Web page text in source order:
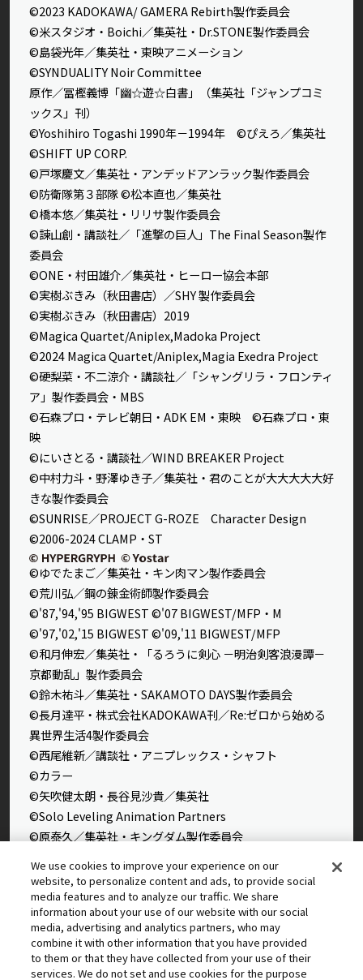
©2023 KADOKAWA/ GAMERA Rebirth製作委員会
©米スタジオ・Boichi／集英社・Dr.STONE製作委員会
©島袋光年／集英社・東映アニメーション
©SYNDUALITY Noir Committee
原作／冨樫義博「幽☆遊☆白書」（集英社「ジャンプコミ
ックス」刊）
©Yoshihiro Togashi 1990年－1994年 ©ぴえろ／集英社
©SHIFT UP CORP.
©戸塚慶文／集英社・アンデッドアンラック製作委員会
©防衛隊第３部隊 ©松本直也／集英社
©橋本悠／集英社・リリサ製作委員会
©諫山創・講談社／「進撃の巨人」The Final Season製作
委員会
©ONE・村田雄介／集英社・ヒーロー協会本部
©実樹ぶきみ（秋田書店）／SHY 製作委員会
©実樹ぶきみ（秋田書店）2019
©Magica Quartet/Aniplex,Madoka Project
©2024 Magica Quartet/Aniplex,Magia Exedra Project
©硬梨菜・不二涼介・講談社／「シャングリラ・フロンティ
ア」製作委員会・MBS
©石森プロ・テレビ朝日・ADK EM・東映 ©石森プロ・東
映
©にいさとる・講談社／WIND BREAKER Project
©中村力斗・野澤ゆき子／集英社・君のことが大大大大大好
きな製作委員会
©SUNRISE／PROJECT G-ROZE Character Design
©2006-2024 CLAMP・ST
©ゆでたまご／集英社・キン肉マン製作委員会
©荒川弘／鋼の錬金術師製作委員会
©'87,'94,'95 BIGWEST ©'07 BIGWEST/MFP・M
©'97,'02,'15 BIGWEST ©'09,'11 BIGWEST/MFP
©和月伸宏／集英社・「るろうに剣心 －明治剣客浪漫譚－
京都動乱」製作委員会
©鈴木祐斗／集英社・SAKAMOTO DAYS製作委員会
©長月達平・株式会社KADOKAWA刊／Re:ゼロから始める
異世界生活4製作委員会
©西尾維新／講談社・アニプレックス・シャフト
©カラー
©矢吹健太朗・長谷見沙貴／集英社
©Solo Leveling Animation Partners
©原泰久／集英社・キングダム製作委員会
©石田スイ／集英社・東京喰種：re製作委員会
©外薗健／集英社
©タカヒロ・竹村洋平／集英社・魔防隊広報部
©高橋留美子／小学館・読売テレビ・サンライズ 2009
©藤本タツキ／集英社・ＭＡＰＰＡ
We use cookies to improve your experience on our
website, to personalize content and ads, to provide social
media features and to analyze our traffic. We share
information about your use of our website with our social
media, advertising and analytics partners, who may
combine it with other information that you have provided
to them or that they have collected from your use of their
services. We do not set and use cookies for the purpose